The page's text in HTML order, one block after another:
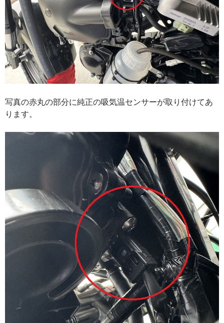
写真の赤丸の部分に純正の吸気温センサーが取り付けてあ
ります。